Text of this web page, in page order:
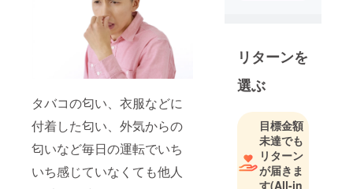
タバコの匂い、衣服などに
付着した匂い、外気からの
匂いなど毎日の運転でいち
いち感じていなくても他人
のをきっか
けに貿易業
界にも参
入。自動車
関連業界の
目線から車
に関わる全
ての場面で
リターンを
選ぶ
目標金額
未達でも
リターン
が届きま
す(All-in